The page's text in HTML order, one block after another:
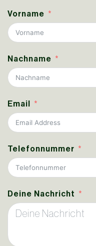
Vorname
Nachname
Email
Telefonnummer
Deine Nachricht